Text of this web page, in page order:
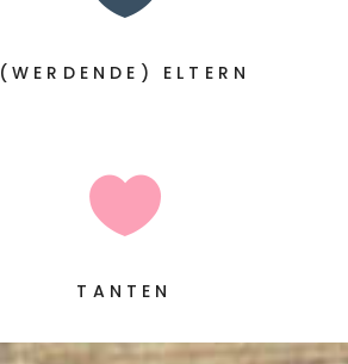
(WERDENDE) ELTERN

TANTEN